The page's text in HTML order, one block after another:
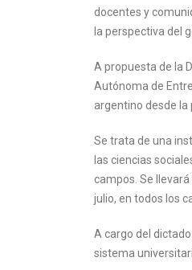
docentes y
la perspectiva del
A propuesta de la
Autónoma de
argentino desde la
Se trata de una
las ciencias
campos. Se
julio, en todos los
A cargo del
sistema